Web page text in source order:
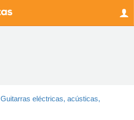
Guitarras eléctricas, acústicas,